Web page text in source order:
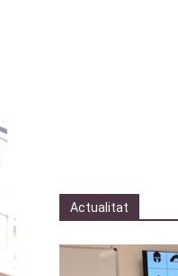
Actualitat